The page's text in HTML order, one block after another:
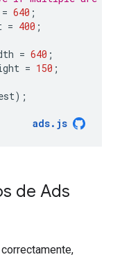
= 640 ;
= 400 ;
= 640 ;
= 150 ;
);
ads. js
de Ads